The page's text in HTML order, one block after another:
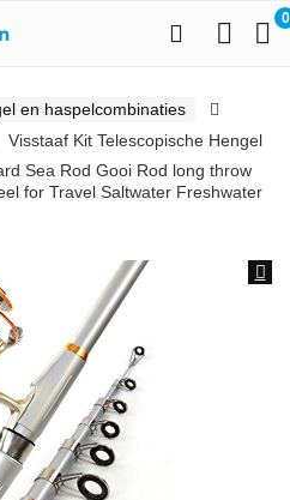
0
en haspelcombinaties
Visstaaf Kit Telescopische Hengel
Sea Rod Gooi Rod long throw
for Travel Saltwater Freshwater